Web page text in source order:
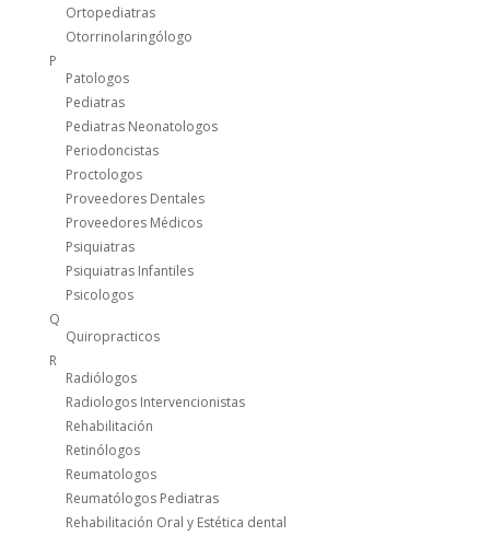
Ortopediatras
Otorrinolaringólogo
P
Patologos
Pediatras
Pediatras Neonatologos
Periodoncistas
Proctologos
Proveedores Dentales
Proveedores Médicos
Psiquiatras
Psiquiatras Infantiles
Psicologos
Q
Quiropracticos
R
Radiólogos
Radiologos Intervencionistas
Rehabilitación
Retinólogos
Reumatologos
Reumatólogos Pediatras
Rehabilitación Oral y Estética dental